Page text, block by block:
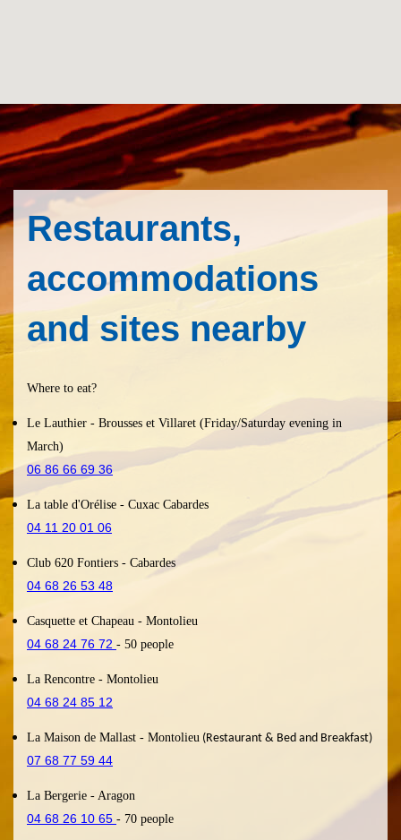
Restaurants,
accommodations
and sites nearby
Where to eat?
Le Lauthier - Brousses et Villaret (Friday/Saturday evening in
March)
06 86 66 69 36
La table d'Orélise - Cuxac Cabardes
04 11 20 01 06
Club 620 Fontiers - Cabardes
04 68 26 53 48
Casquette et Chapeau - Montolieu
04 68 24 76 72 - 50 people
La Rencontre - Montolieu
04 68 24 85 12
La Maison de Mallast - Montolieu (Restaurant & Bed and Breakfast)
07 68 77 59 44
La Bergerie - Aragon
04 68 26 10 65 - 70 people